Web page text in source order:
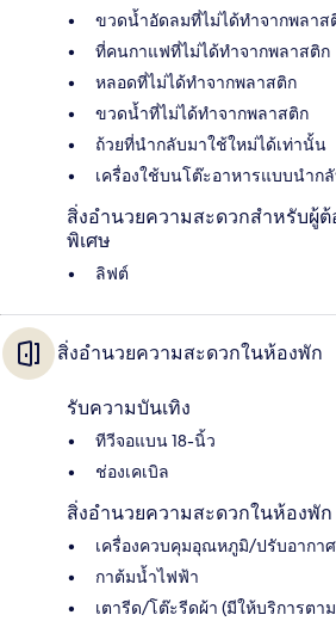
ขวดน้ำอัดลมที่ไม่ได้ทำจากพลาส
ที่คนกาแฟที่ไม่ได้ทำจากพลาสติก
หลอดที่ไม่ได้ทำจากพลาสติก
ขวดน้ำที่ไม่ได้ทำจากพลาสติก
ถ้วยที่นำกลับมาใช้ใหม่ได้เท่านั้น
เครื่องใช้บนโต๊ะอาหารแบบนำก
สิ่งอำนวยความสะดวกสำหรับผู้
พิเศษ
ลิฟต์
สิ่งอำนวยความสะดวกในห้องพัก
รับความบันเทิง
ทีวีจอแบน 18-นิ้ว
ช่องเคเบิล
สิ่งอำนวยความสะดวกในห้องพัก
เครื่องควบคุมอุณหภูมิ/ปรับอากาศ
กาต้มน้ำไฟฟ้า
เตารีด/โต๊ะรีดผ้า (มีให้บริการตา